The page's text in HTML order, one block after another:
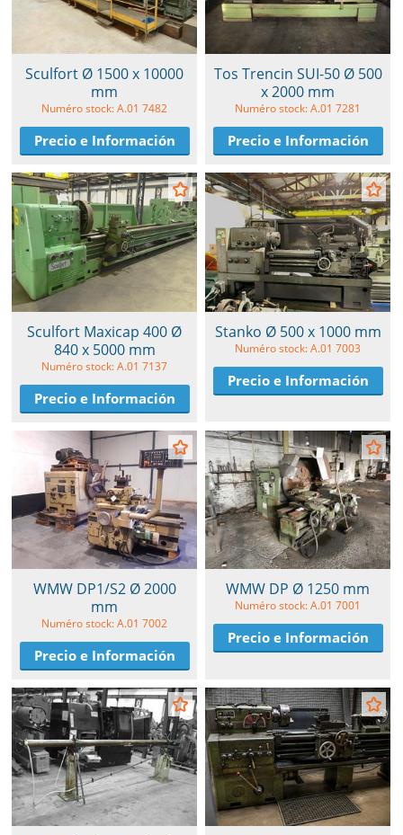
Sculfort Ø 1500 x 10000
mm
Numéro stock: A.01 7482
Precio e Información
Tos Trencin SUI-50 Ø 500
x 2000 mm
Numéro stock: A.01 7281
Precio e Información
Sculfort Maxicap 400 Ø
840 x 5000 mm
Numéro stock: A.01 7137
Precio e Información
Stanko Ø 500 x 1000 mm
Numéro stock: A.01 7003
Precio e Información
WMW DP1/S2 Ø 2000
mm
Numéro stock: A.01 7002
Precio e Información
WMW DP Ø 1250 mm
Numéro stock: A.01 7001
Precio e Información